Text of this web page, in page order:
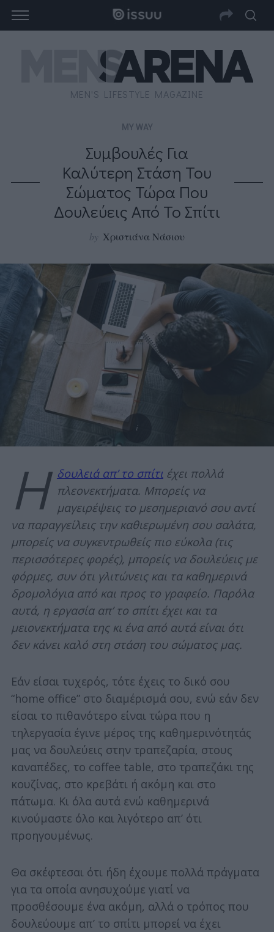
MEN'S LIFESTYLE MAGAZINE
MY WAY
Συμβουλές Για
Καλύτερη Στάση Του
Σώματος Τώρα Που
Δουλεύεις Από Το Σπίτι
by Χριστιάνα Νάσιου
Η δουλειά απ’ το σπίτιέχει πολλά
πλεονεκτήματα. Μπορείς να
μαγειρέψεις το μεσημεριανό σου αντί
να παραγγείλεις την καθιερωμένη σου σαλάτα,
μπορείς να συγκεντρωθείς πιο εύκολα (τις
περισσότερες φορές), μπορείς να δουλεύεις με
φόρμες, συν ότι γλιτώνεις και τα καθημερινά
δρομολόγια από και προς το γραφείο. Παρόλα
αυτά, η εργασία απ’ το σπίτι έχει και τα
μειονεκτήματα της κι ένα από αυτά είναι ότι
δεν κάνει καλό στη στάση του σώματος μας.
Εάν είσαι τυχερός, τότε έχεις το δικό σου
“home office” στο διαμέρισμά σου, ενώ εάν δεν
είσαι το πιθανότερο είναι τώρα που η
τηλεργασία έγινε μέρος της καθημερινότητάς
μας να δουλεύεις στην τραπεζαρία, στους
καναπέδες, το coffee table, στο τραπεζάκι της
κουζίνας, στο κρεβάτι ή ακόμη και στο
πάτωμα. Κι όλα αυτά ενώ καθημερινά
κινούμαστε όλο και λιγότερο απ’ ότι
προηγουμένως.
Θα σκέφτεσαι ότι ήδη έχουμε πολλά πράγματα
για τα οποία ανησυχούμε γιατί να
προσθέσουμε ένα ακόμη, αλλά ο τρόπος που
δουλεύουμε απ’ το σπίτι μπορεί να έχει